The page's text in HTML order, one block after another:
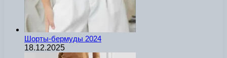
Шорты-бермуды 2024
18.12.2025